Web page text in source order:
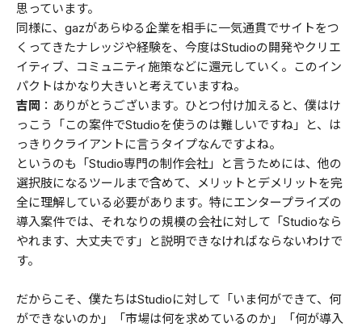
思っています。
同様に、gazがあらゆる企業を相手に一気通貫でサイトをつ
くってきたナレッジや経験を、今度はStudioの開発やクリエ
イティブ、コミュニティ施策などに還元していく。このイン
パクトはかなり大きいと考えていますね。
吉岡 ：ありがとうございます。ひとつ付け加えると、僕はけ
っこう「この案件でStudioを使うのは難しいですね」と、は
っきりクライアントに言うタイプなんですよね。
というのも「Studio専門の制作会社」と言うためには、他の
選択肢になるツールまで含めて、メリットとデメリットを完
全に理解している必要があります。特にエンタープライズの
導入案件では、それなりの規模の会社に対して「Studioなら
やれます、大丈夫です」と説明できなければならないわけで
す。
だからこそ、僕たちはStudioに対して「いま何ができて、何
ができないのか」「市場は何を求めているのか」「何が導入